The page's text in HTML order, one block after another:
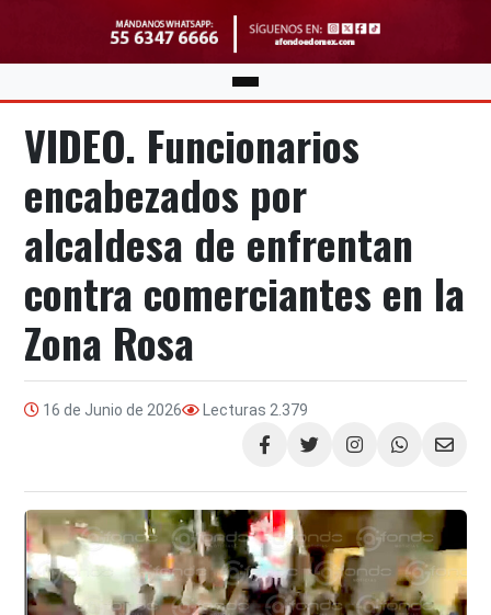
VIDEO. Funcionarios
encabezados por
alcaldesa de enfrentan
contra comerciantes en la
Zona Rosa
16 de Junio de 2026 Lecturas 2.379
Compartir